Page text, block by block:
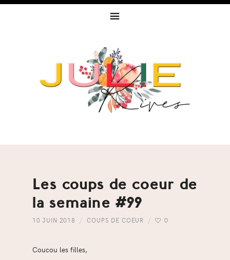
Les coups de coeur de
la semaine #99
10 JUIN 2018 COUPS DE COEUR 0
Coucou les filles,